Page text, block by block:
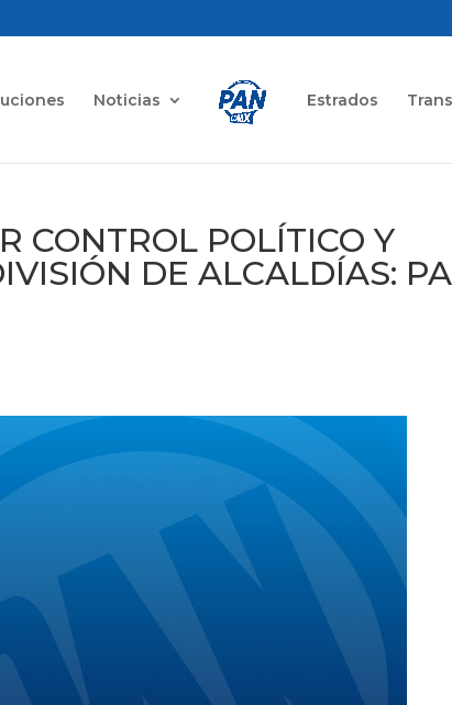
Noticias Estrados
CONTROL POLÍTICO Y
DE ALCALDÍAS: